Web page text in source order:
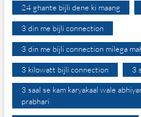
24 ghante bijli dene ki maang
3 din me bijli connection
3 din me bijli connection milega
3 kilowatt bijli connection 3
3 saal se kam karyakaal wale
prabhari